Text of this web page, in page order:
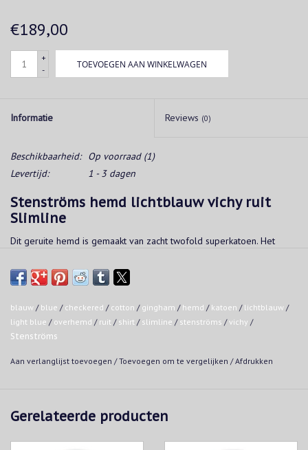
€189,00
+
-
TOEVOEGEN AAN WINKELWAGEN
Informatie Reviews (0)
Beschikbaarheid: Op voorraad(1)
Levertijd:
1 - 3 dagen
Stenströms hemd lichtblauw vichy ruit
Slimline
Dit geruite hemd is gemaakt van zacht twofold superkatoen. Het
toevoeging aan de garderobe van iedere man.
Twofold stretch cotton
100% katoen
Wasvoorschrift:
Machinewas tot 60°C, geen droogkast
blauw / blue / checkered / cotton / gingham / hemd / katoen / lichtblauw /
light blue / overhemd / ruit / shirt / slimline / stenströms /vichy /
Stenströms
Aan verlanglijst toevoegen /Toevoegen om te vergelijken /Afdrukken
Gerelateerde producten